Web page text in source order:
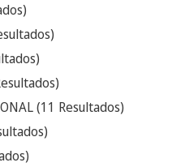
)
)
)
)
(11 Resultados)
)
)